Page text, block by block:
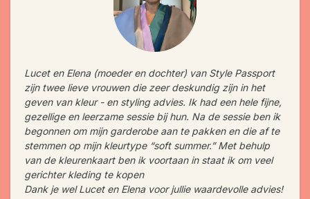
Lucet en Elena (moeder en dochter) van Style Passport
zijn twee lieve vrouwen die zeer deskundig zijn in het
geven van kleur - en styling advies. Ik had een hele fijne,
gezellige en leerzame sessie bij hun. Na de sessie ben ik
begonnen om mijn garderobe aan te pakken en die af te
stemmen op mijn kleurtype “soft summer.” Met behulp
van de kleurenkaart ben ik voortaan in staat ik om veel
gerichter kleding te kopen
Dank je wel Lucet en Elena voor jullie waardevolle advies!